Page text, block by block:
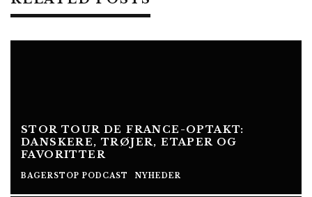
STOR TOUR DE FRANCE-OPTAKT:
DANSKERE, TRØJER, ETAPER OG
FAVORITTER
BAGERSTOP PODCAST NYHEDER